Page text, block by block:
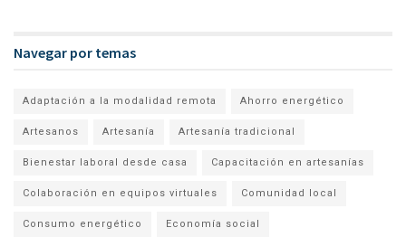
Navegar por temas
Adaptación a la modalidad remota Ahorro energético
Artesanos Artesanía Artesanía tradicional
Bienestar laboral desde casa Capacitación en artesanías
Colaboración en equipos virtuales Comunidad local
Consumo energético Economía social